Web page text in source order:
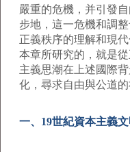
嚴重的危機，并引發
步地，這一危機和調
正義秩序的理解和現代
本章所研究的，就是
主義思潮在上述國際
化，尋求自由與公道的
一、19世紀資本主義